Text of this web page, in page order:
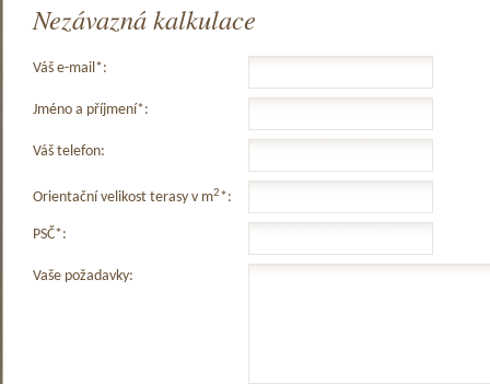
Nezávazná kalkulace
Váš e-mail*:
Jméno a příjmení*:
Váš telefon:
Orientační velikost terasy v m2*:
PSČ*:
Vaše požadavky: